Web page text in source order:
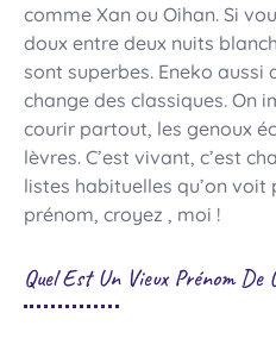
comme Xan ou Oihan. Si
doux entre deux nuits
sont superbes. Eneko aussi
change des classiques. On
courir partout, les genoux
lèvres. C’est vivant, c’est
listes habituelles qu’on voit
prénom, croyez , moi !
Quel Est Un Vieux Prénom De